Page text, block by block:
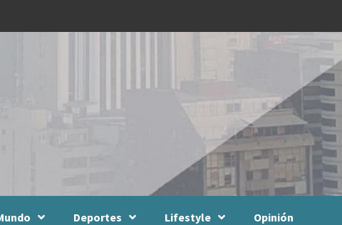
Deportes Lifestyle Opinión